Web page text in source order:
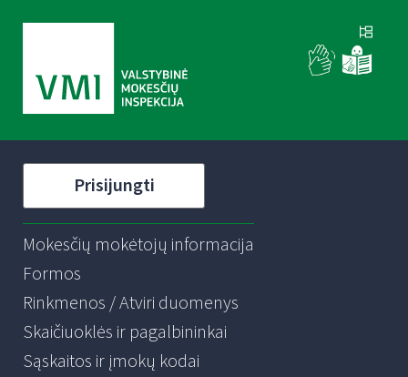
Prisijungti
Mokesčių mokėtojų informacija
Formos
Rinkmenos / Atviri duomenys
Skaičiuoklės ir pagalbininkai
Sąskaitos ir įmokų kodai